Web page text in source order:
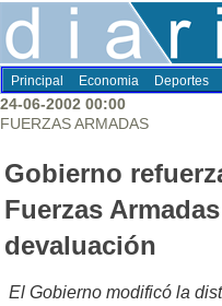
Principal Economia Deportes
24-06-2002 00:00
FUERZAS ARMADAS
Gobierno
Fuerzas
devaluación
El Gobierno modificó la